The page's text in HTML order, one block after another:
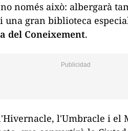
només això: albergarà
una gran biblioteca
del Coneixement.
l'Umbracle i el